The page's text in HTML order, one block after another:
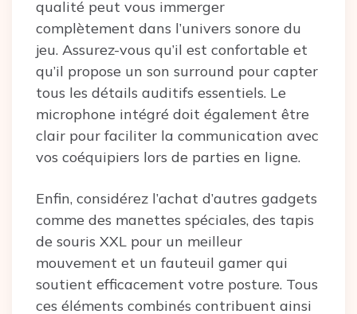
qualité peut vous immerger
complètement dans l’univers sonore du
jeu. Assurez-vous qu’il est confortable et
qu’il propose un son surround pour capter
tous les détails auditifs essentiels. Le
microphone intégré doit également être
clair pour faciliter la communication avec
vos coéquipiers lors de parties en ligne.
Enfin, considérez l’achat d’autres gadgets
comme des manettes spéciales, des tapis
de souris XXL pour un meilleur
mouvement et un fauteuil gamer qui
soutient efficacement votre posture. Tous
ces éléments combinés contribuent ainsi